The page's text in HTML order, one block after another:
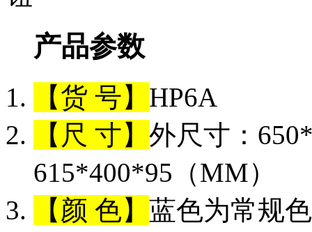
产品参数
【货 号】 HP6A
【尺 寸】 外尺寸：
615*400*95（MM）
【颜 色】 蓝色为常规